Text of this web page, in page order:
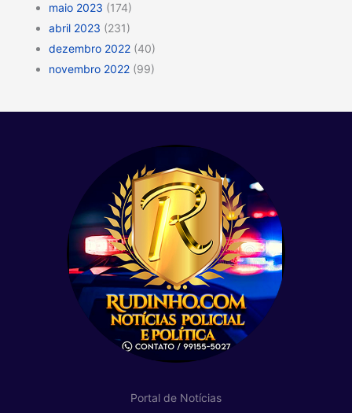
maio 2023 (174)
abril 2023 (231)
dezembro 2022 (40)
novembro 2022 (99)
Portal de Notícias